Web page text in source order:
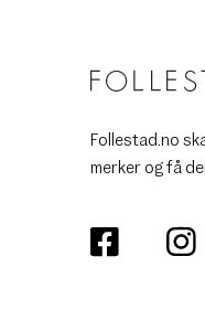
Follestad.no
merker og få